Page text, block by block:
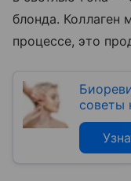
блонда. Коллаген
процессе, это
советы